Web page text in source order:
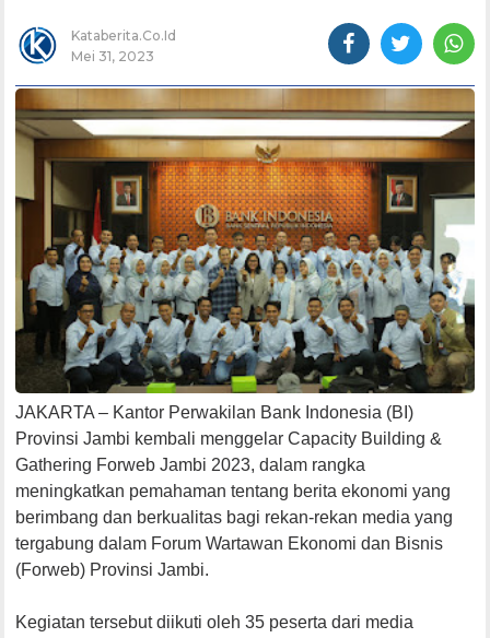
Kataberita.co.id
Mei 31, 2023
JAKARTA – Kantor Perwakilan Bank Indonesia (BI)
Provinsi Jambi kembali menggelar Capacity Building &
Gathering Forweb Jambi 2023, dalam rangka
meningkatkan pemahaman tentang berita ekonomi yang
berimbang dan berkualitas bagi rekan-rekan media yang
tergabung dalam Forum Wartawan Ekonomi dan Bisnis
(Forweb) Provinsi Jambi.
Kegiatan tersebut diikuti oleh 35 peserta dari media